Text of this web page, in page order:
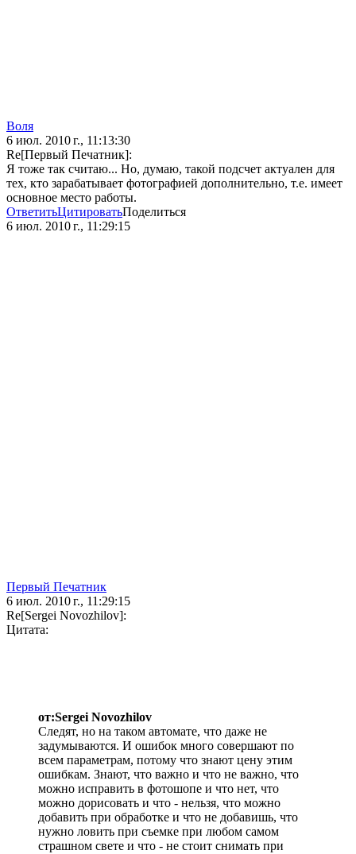
Воля
6 июл. 2010 г., 11:13:30
Re[Первый Печатник]:
Я тоже так считаю... Но, думаю, такой подсчет актуален для
тех, кто зарабатывает фотографией дополнительно, т.е. имеет
основное место работы.
ОтветитьЦитироватьПоделиться
6 июл. 2010 г., 11:29:15
Первый Печатник
6 июл. 2010 г., 11:29:15
Re[Sergei Novozhilov]:
Цитата:
от:Sergei Novozhilov
Следят, но на таком автомате, что даже не
задумываются. И ошибок много совершают по
всем параметрам, потому что знают цену этим
ошибкам. Знают, что важно и что не важно, что
можно исправить в фотошопе и что нет, что
можно дорисовать и что - нельзя, что можно
добавить при обработке и что не добавишь, что
нужно ловить при съемке при любом самом
страшном свете и что - не стоит снимать при